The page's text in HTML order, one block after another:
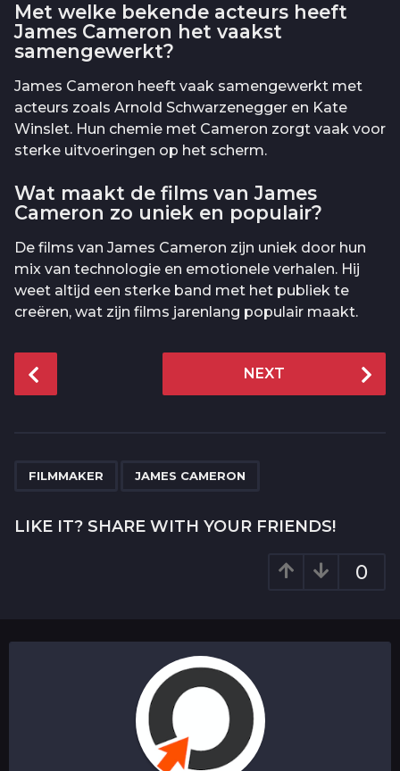
Met welke bekende acteurs heeft
James Cameron het vaakst
samengewerkt?
James Cameron heeft vaak samengewerkt met
acteurs zoals Arnold Schwarzenegger en Kate
Winslet. Hun chemie met Cameron zorgt vaak voor
sterke uitvoeringen op het scherm.
Wat maakt de films van James
Cameron zo uniek en populair?
De films van James Cameron zijn uniek door hun
mix van technologie en emotionele verhalen. Hij
weet altijd een sterke band met het publiek te
creëren, wat zijn films jarenlang populair maakt.
o
i
o
NEXT
FILMMAKER JAMES CAMERON
LIKE IT? SHARE WITH YOUR FRIENDS!
0